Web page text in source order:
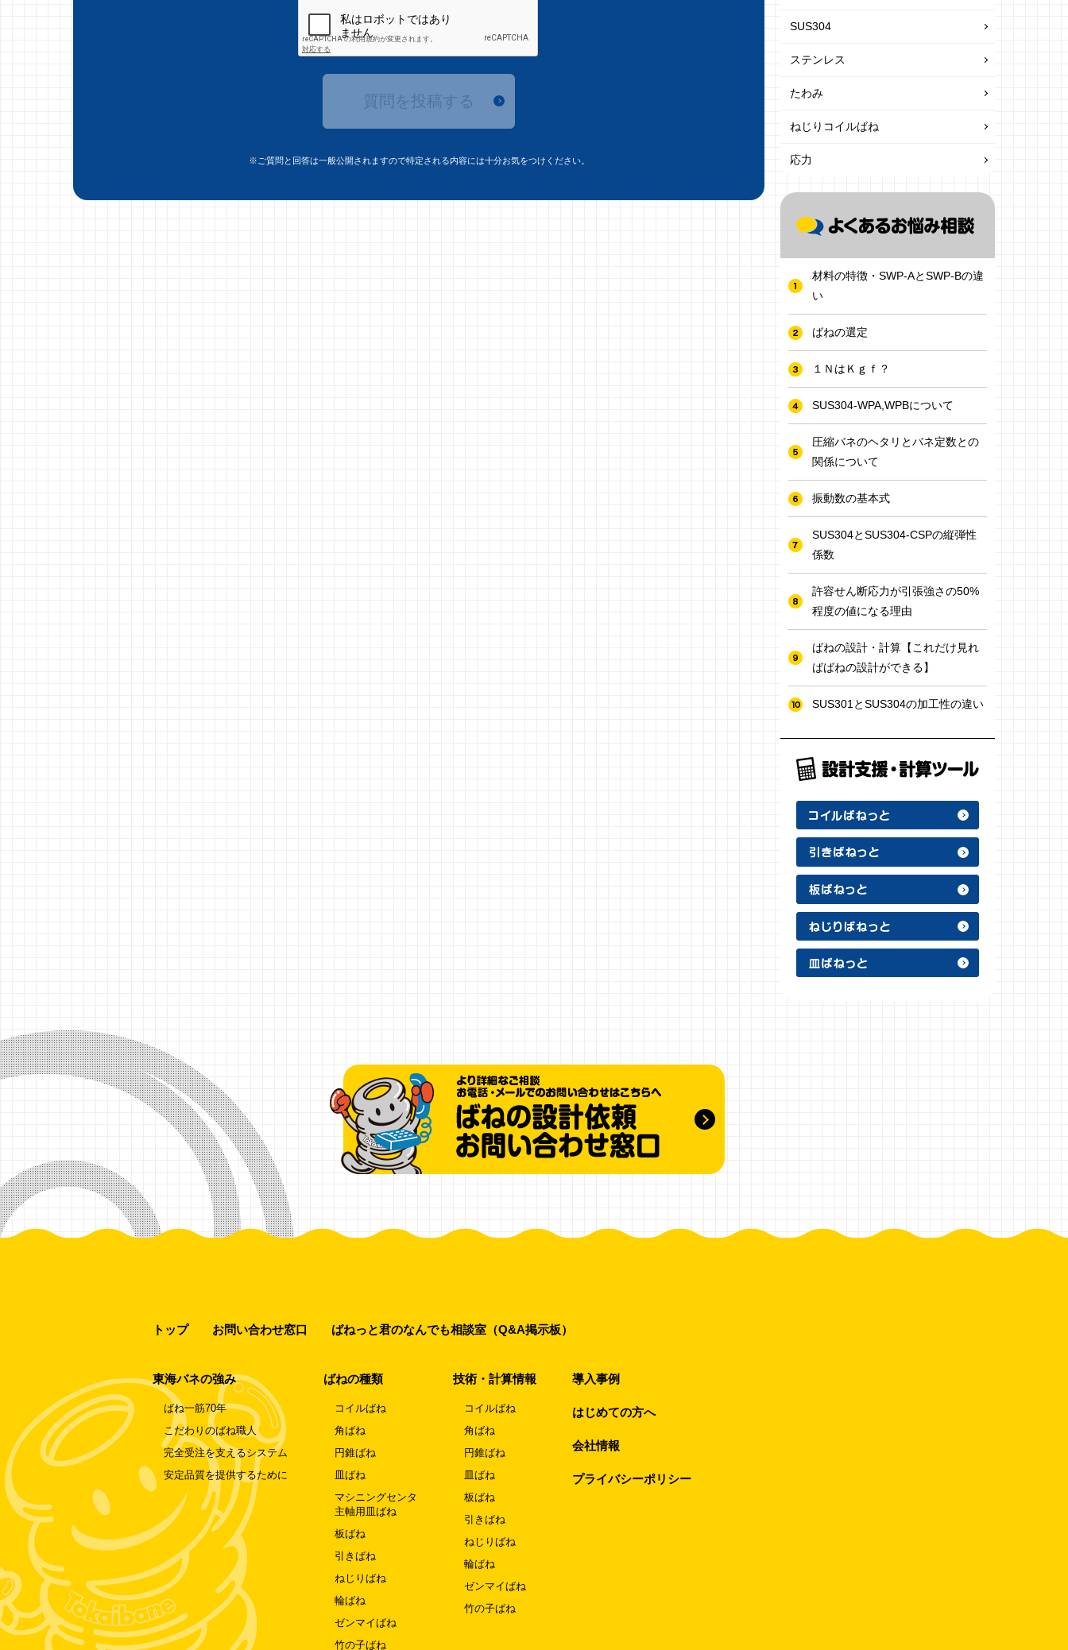
質問を投稿する
※ご質問と回答は一般公開されますので特定される内容には十分お気をつけください。
SUS304
ステンレス
たわみ
ねじりコイルばね
応力
材料の特徴・SWP-AとSWP-Bの違
い
ばねの選定
１ＮはＫｇｆ？
SUS304-WPA,WPBについて
圧縮バネのヘタリとバネ定数との
関係について
振動数の基本式
SUS304とSUS304-CSPの縦弾性
係数
許容せん断応力が引張強さの50%
程度の値になる理由
ばねの設計・計算【これだけ見れ
ばばねの設計ができる】
SUS301とSUS304の加工性の違い
トップ お問い合わせ窓口 ばねっと君のなんでも相談室（Q&A掲示板）
東海バネの強み
ばね一筋70年
こだわりのばね職人
完全受注を支えるシステム
安定品質を提供するために
ばねの種類
コイルばね
角ばね
円錐ばね
皿ばね
マシニングセンタ
主軸用皿ばね
板ばね
引きばね
ねじりばね
輪ばね
ゼンマイばね
竹の子ばね
技術・計算情報
コイルばね
角ばね
円錐ばね
皿ばね
板ばね
引きばね
ねじりばね
輪ばね
ゼンマイばね
竹の子ばね
導入事例
はじめての方へ
会社情報
プライバシーポリシー